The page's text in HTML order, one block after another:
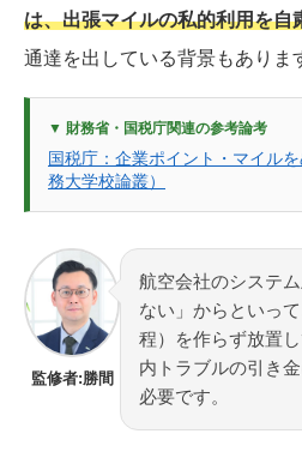
は、出張マイルの私的利用を自
通達を出している背景もありま
▼ 財務省・国税庁関連の参考論考
国税庁：企業ポイント・マイル
務大学校論叢）
監修者:勝間
航空会社のシステ
ない」からといっ
程）を作らず放置
内トラブルの引き
必要です。